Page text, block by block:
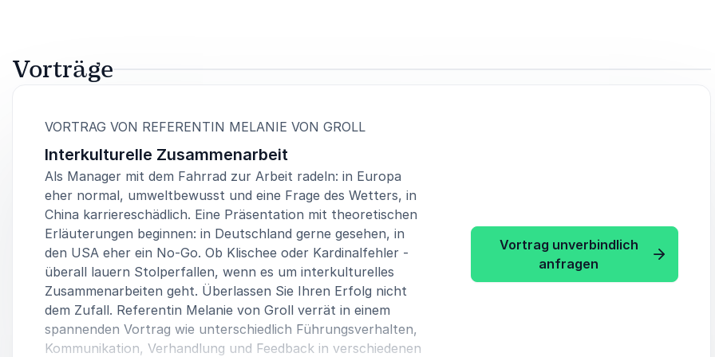
Vorträge
VORTRAG VON REFERENTIN MELANIE VON GROLL:
Interkulturelle Zusammenarbeit
Als Manager mit dem Fahrrad zur Arbeit radeln: in Europa
eher normal, umweltbewusst und eine Frage des Wetters, in
China karriereschädlich. Eine Präsentation mit theoretischen
Erläuterungen beginnen: in Deutschland gerne gesehen, in
den USA eher ein No-Go. Ob Klischee oder Kardinalfehler -
überall lauern Stolperfallen, wenn es um interkulturelles
Zusammenarbeiten geht. Überlassen Sie Ihren Erfolg nicht
dem Zufall. Referentin Melanie von Groll verrät in einem
spannenden Vortrag wie unterschiedlich Führungsverhalten,
Kommunikation, Verhandlung und Feedback in verschiedenen
Vortrag unverbindlich
anfragen : Melanie von